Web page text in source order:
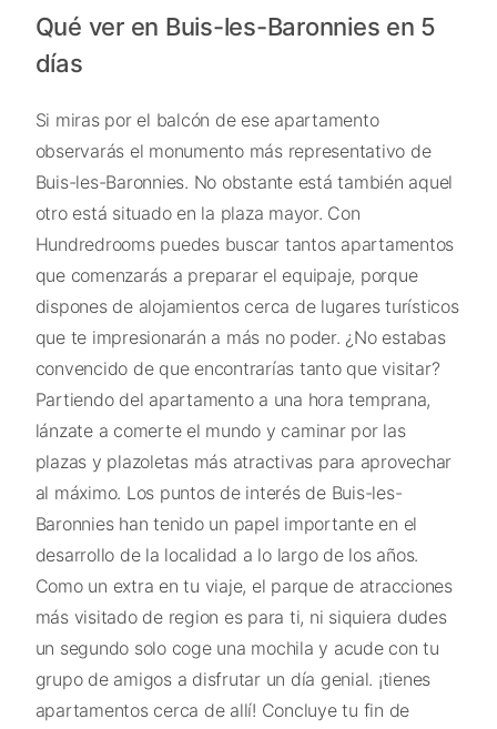
Qué ver en Buis-les-Baronnies en 5
días
Si miras por el balcón de ese apartamento
observarás el monumento más representativo de
Buis-les-Baronnies. No obstante está también aquel
otro está situado en la plaza mayor. Con
Hundredrooms puedes buscar tantos apartamentos
que comenzarás a preparar el equipaje, porque
dispones de alojamientos cerca de lugares turísticos
que te impresionarán a más no poder. ¿No estabas
convencido de que encontrarías tanto que visitar?
Partiendo del apartamento a una hora temprana,
lánzate a comerte el mundo y caminar por las
plazas y plazoletas más atractivas para aprovechar
al máximo. Los puntos de interés de Buis-les-
Baronnies han tenido un papel importante en el
desarrollo de la localidad a lo largo de los años.
Como un extra en tu viaje, el parque de atracciones
más visitado de region es para ti, ni siquiera dudes
un segundo solo coge una mochila y acude con tu
grupo de amigos a disfrutar un día genial. ¡tienes
apartamentos cerca de allí! Concluye tu fin de